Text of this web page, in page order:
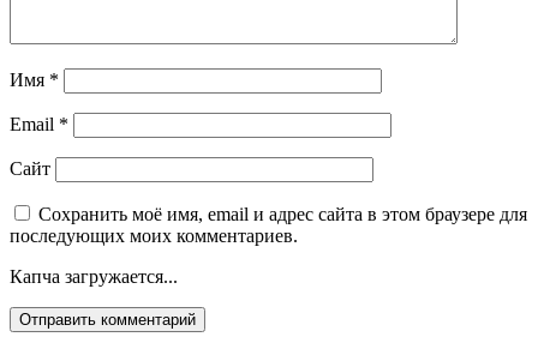
Имя *
Email *
Сайт
Сохранить моё имя, email и адрес сайта в этом браузере для
последующих моих комментариев.
Капча загружается...